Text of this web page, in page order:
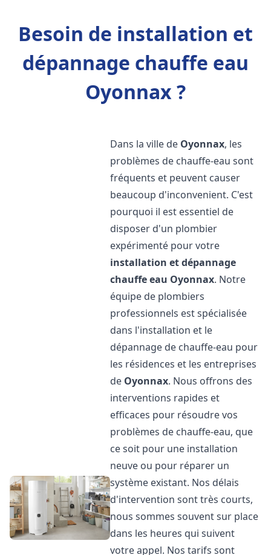
Besoin de installation et
dépannage chauffe eau
Oyonnax ?
Dans la ville de Oyonnax, les
problèmes de chauffe-eau sont
fréquents et peuvent causer
beaucoup d'inconvenient. C'est
pourquoi il est essentiel de
disposer d'un plombier
expérimenté pour votre
installation et dépannage
chauffe eau Oyonnax. Notre
équipe de plombiers
professionnels est spécialisée
dans l'installation et le
dépannage de chauffe-eau pour
les résidences et les entreprises
de Oyonnax. Nous offrons des
interventions rapides et
efficaces pour résoudre vos
problèmes de chauffe-eau, que
ce soit pour une installation
neuve ou pour réparer un
système existant. Nos délais
d'intervention sont très courts,
nous sommes souvent sur place
dans les heures qui suivent
votre appel. Nos tarifs sont